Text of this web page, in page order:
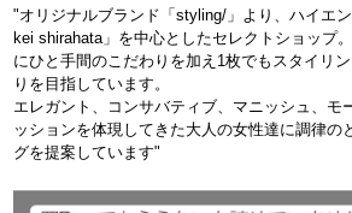
"オリジナルブランド「styling/」より、ハイエ
kei shirahata」を中心としたセレクトショップ
にひと手間のこだわりを加え1枚でもスタイリ
りを目指しています。
エレガント、コンサバティブ、マニッシュ、モ
ッションを体現してきた大人の女性達に調律の
グを提案しています"